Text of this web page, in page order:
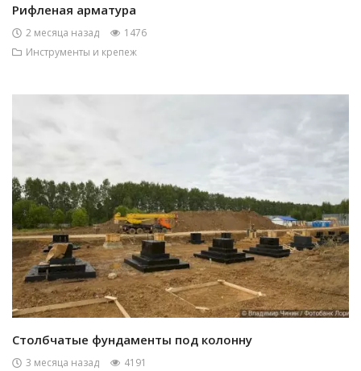
Рифленая арматура
2 месяца назад
1476
Инструменты и крепеж
Столбчатые фундаменты под колонну
3 месяца назад
4191